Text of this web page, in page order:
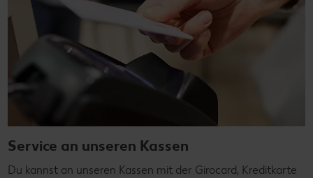
Service an unseren Kassen
Du kannst an unseren Kassen mit der Girocard, Kreditkarte